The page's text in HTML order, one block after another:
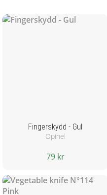
Fingerskydd - Gul
Opinel
79 kr